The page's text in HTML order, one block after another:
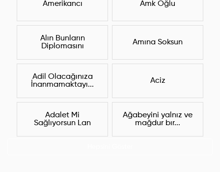
Amerikancı Amk Oğlu
Alın Bunların
Diplomasını
Amına Soksun
Adil Olacağınıza
İnanmamaktayı...
Aciz
Adalet Mi
Sağlıyorsun Lan
Ağabeyini yalnız ve
mağdur bır...